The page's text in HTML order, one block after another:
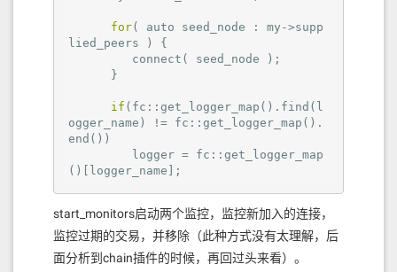
for( auto seed_node : my->supp
lied_peers ) {
if (fc::get_logger_map().find(l
ogger_name) != fc::get_logger_map().
end())
()[logger_name];
start_monitors启动两个监控，监控新加入的连接，
监控过期的交易，并移除（此种方式没有太理解，后
面分析到chain插件的时候，再回过头来看）。